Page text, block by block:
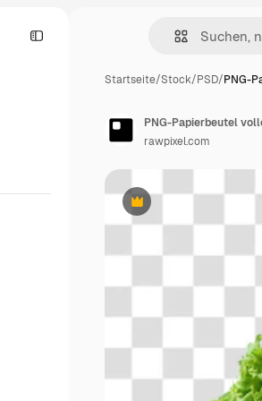
Startseite/Stock/PSD/PNG-
Premium
PNG-Papierbeutel
rawpixel.com